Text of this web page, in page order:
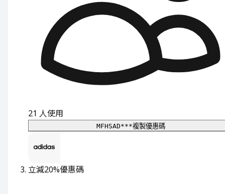
21 人使用
MFHSAD***複製優惠碼
立減20%優惠碼